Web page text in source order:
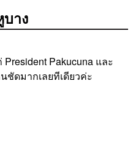
าง
Pakucuna และ
ชัดมากเลยทีเดียวค่ะ